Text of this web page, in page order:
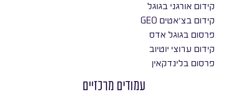
קידום אורגני בגוגל
קידום בצ׳אטים GEO
פרסום בגוגל אדס
קידום ערוצי יוטיוב
פרסום בלינדקאין
עמודים מרכזיים